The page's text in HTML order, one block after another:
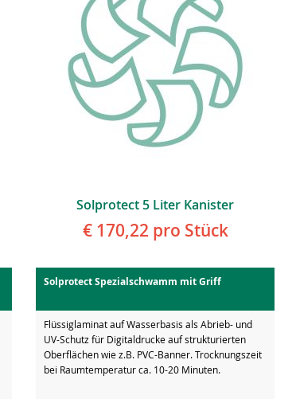
Solprotect 5 Liter Kanister
€ 170,22 pro Stück
Solprotect Spezialschwamm mit Griff
Flüssiglaminat auf Wasserbasis als Abrieb- und
UV-Schutz für Digitaldrucke auf strukturierten
Oberflächen wie z.B. PVC-Banner. Trocknungszeit
bei Raumtemperatur ca. 10-20 Minuten.